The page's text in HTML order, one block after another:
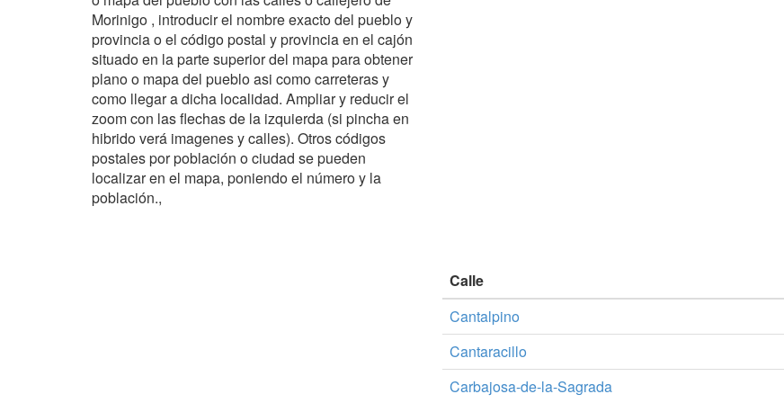
Morinigo , introducir el nombre exacto del pueblo y
provincia o el código postal y provincia en el cajón
situado en la parte superior del mapa para obtener
plano o mapa del pueblo asi como carreteras y
como llegar a dicha localidad. Ampliar y reducir el
zoom con las flechas de la izquierda (si pincha en
hibrido verá imagenes y calles). Otros códigos
postales por población o ciudad se pueden
localizar en el mapa, poniendo el número y la
población.,
Calle
Cantalpino
Cantaracillo
Carbajosa-de-la-Sagrada